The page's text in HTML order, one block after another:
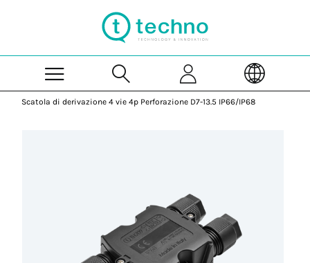
Scatola di derivazione 4 vie 4p Perforazione D7-13.5 IP66/IP68